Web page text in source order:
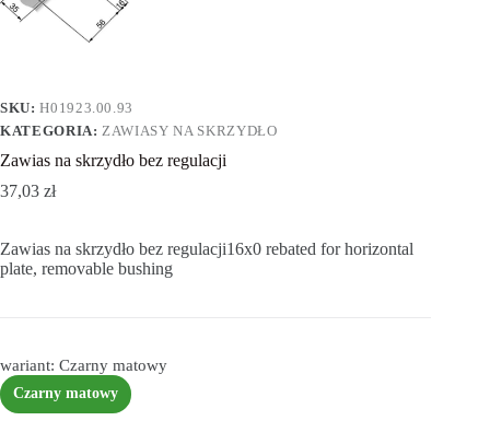
SKU:H01923.00.93
KATEGORIA: ZAWIASY NA SKRZYDŁO
Zawias na skrzydło bez regulacji
37,03 zł
Zawias na skrzydło bez regulacji16x0 rebated for horizontal
plate, removable bushing
wariant: Czarny matowy
Czarny matowy